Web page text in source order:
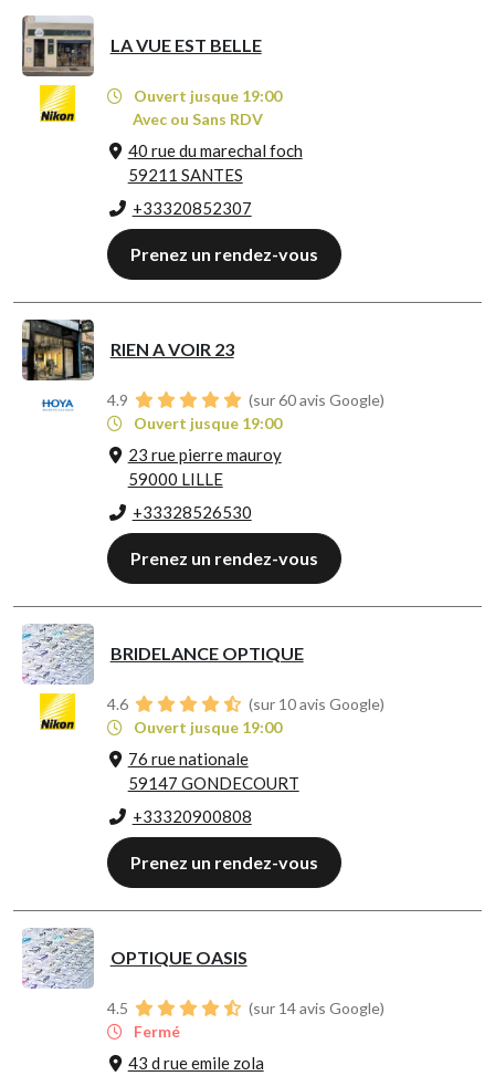
LA VUE EST BELLE
Ouvert jusque 19:00
Avec ou Sans RDV
40 rue du marechal foch
59211 SANTES
+33320852307
Prenez un rendez-vous
RIEN A VOIR 23
4.9
(sur 60 avis Google)
Ouvert jusque 19:00
23 rue pierre mauroy
59000 LILLE
+33328526530
Prenez un rendez-vous
BRIDELANCE OPTIQUE
4.6
(sur 10 avis Google)
Ouvert jusque 19:00
76 rue nationale
59147 GONDECOURT
+33320900808
Prenez un rendez-vous
OPTIQUE OASIS
4.5
(sur 14 avis Google)
Fermé
43 d rue emile zola